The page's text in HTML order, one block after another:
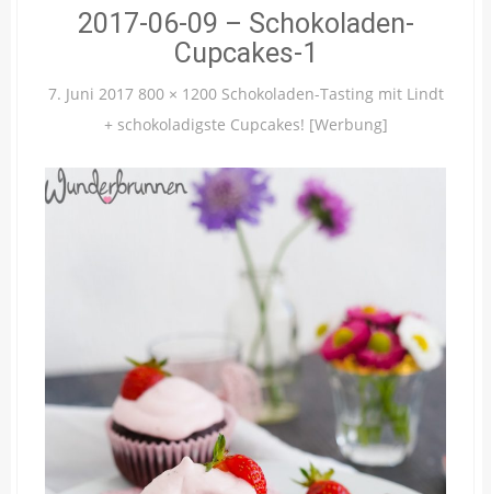
2017-06-09 – Schokoladen-
Cupcakes-1
7. Juni 2017 800 × 1200 Schokoladen-Tasting mit Lindt
+ schokoladigste Cupcakes! [Werbung]